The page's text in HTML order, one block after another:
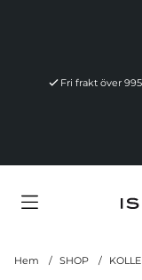
Fri frakt över
Hem SHOP